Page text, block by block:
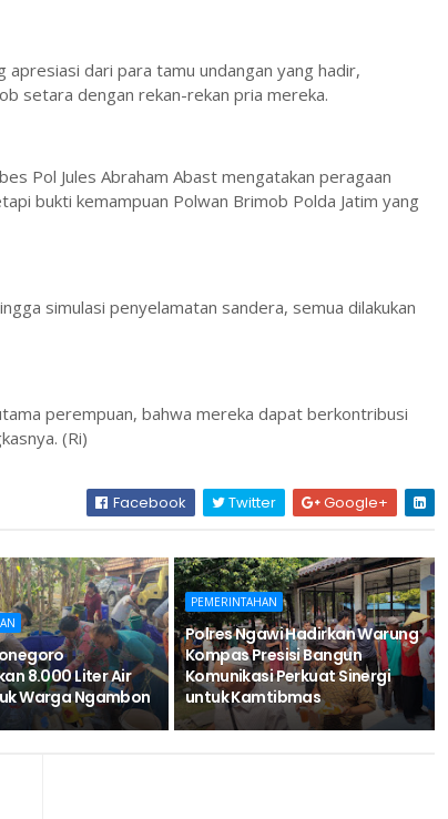
apresiasi dari para tamu undangan yang hadir,
setara dengan rekan-rekan pria mereka.
Pol Jules Abraham Abast mengatakan peragaan
bukti kemampuan Polwan Brimob Polda Jatim yang
simulasi penyelamatan sandera, semua dilakukan
perempuan, bahwa mereka dapat berkontribusi
(Ri)
Facebook Twitter Google+
8.000 Liter Air
Warga Ngambon
PEMERINTAHAN
Polres Ngawi Hadirkan Warung
Kompas Presisi Bangun
Komunikasi Perkuat Sinergi
untuk Kamtibmas